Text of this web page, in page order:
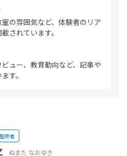
の雰囲気など、体験者のリア
されています。
ュー、教育動向など、記事や
す。
修者
ぬまた なおゆき